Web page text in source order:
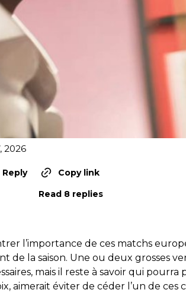
2026
Reply
Copy link
Read 8 replies
l’importance de ces matchs
de la saison. Une ou deux grosses
mais il reste à savoir qui pourra
aimerait éviter de céder l’un de ces